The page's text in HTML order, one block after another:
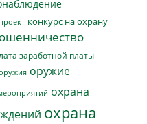
конкурс на охрану
заработной платы
оружие
охрана
охрана